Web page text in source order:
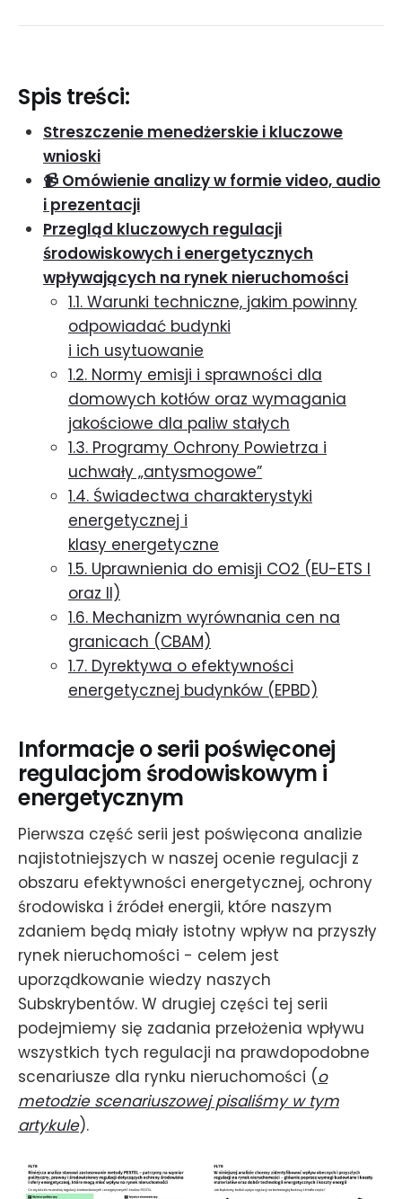
Spis treści:
Streszczenie menedżerskie i kluczowe
wnioski
📹 Omówienie analizy w formie video, audio
i prezentacji
Przegląd kluczowych regulacji
środowiskowych i energetycznych
wpływających na rynek nieruchomości
1.1. Warunki techniczne, jakim powinny
odpowiadać budynki
i ich usytuowanie
1.2. Normy emisji i sprawności dla
domowych kotłów oraz wymagania
jakościowe dla paliw stałych
1.3. Programy Ochrony Powietrza i
uchwały „antysmogowe”
1.4. Świadectwa charakterystyki
energetycznej i
klasy energetyczne
1.5. Uprawnienia do emisji CO2 (EU-ETS I
oraz II)
1.6. Mechanizm wyrównania cen na
granicach (CBAM)
1.7. Dyrektywa o efektywności
energetycznej budynków (EPBD)
Informacje o serii poświęconej
regulacjom środowiskowym i
energetycznym
Pierwsza część serii jest poświęcona analizie
najistotniejszych w naszej ocenie regulacji z
obszaru efektywności energetycznej, ochrony
środowiska i źródeł energii, które naszym
zdaniem będą miały istotny wpływ na przyszły
rynek nieruchomości - celem jest
uporządkowanie wiedzy naszych
Subskrybentów. W drugiej części tej serii
podejmiemy się zadania przełożenia wpływu
wszystkich tych regulacji na prawdopodobne
scenariusze dla rynku nieruchomości (o
metodzie scenariuszowej pisaliśmy w tym
artykule).